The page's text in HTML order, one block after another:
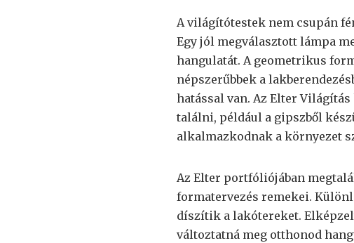
A világítótestek nem csupán
Egy jól megválasztott lámpa
hangulatát. A geometrikus
népszerűbbek a
hatással van. Az Elter
találni, például a gipszből
alkalmazkodnak a környezet
Az Elter portfóliójában
formatervezés remekei.
díszítik a lakótereket.
változtatná meg otthonod